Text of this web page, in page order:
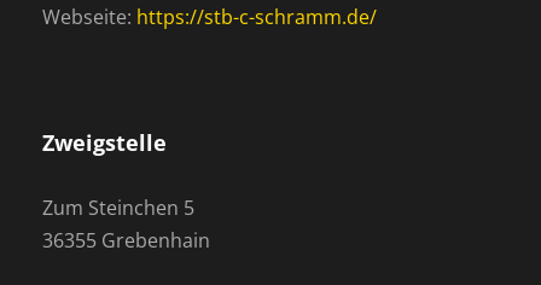
Webseite: https://stb-c-schramm.de/
Zweigstelle
Zum Steinchen 5
36355 Grebenhain